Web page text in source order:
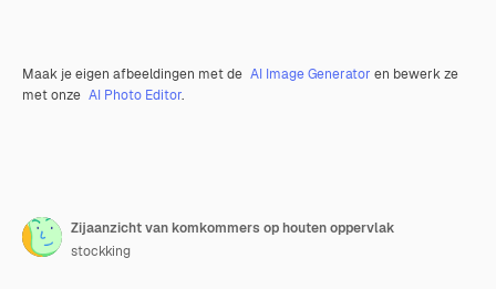
Maak je eigen afbeeldingen met de AI Image Generator en bewerk ze
met onze AI Photo Editor.
Zijaanzicht van komkommers op houten oppervlak
stockking